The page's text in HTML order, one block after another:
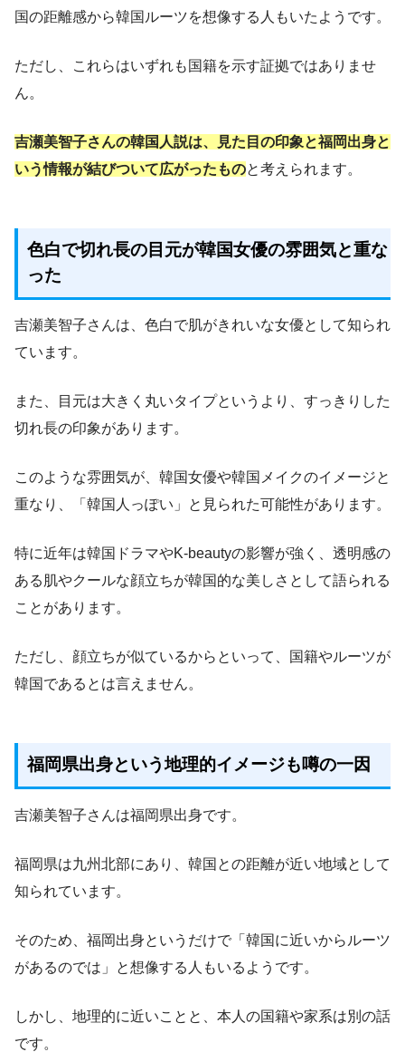
国の距離感から韓国ルーツを想像する人もいたようです。
ただし、これらはいずれも国籍を示す証拠ではありませ
ん。
吉瀬美智子さんの韓国人説は、見た目の印象と福岡出身と
いう情報が結びついて広がったものと考えられます。
色白で切れ長の目元が韓国女優の雰囲気と重な
った
吉瀬美智子さんは、色白で肌がきれいな女優として知られ
ています。
また、目元は大きく丸いタイプというより、すっきりした
切れ長の印象があります。
このような雰囲気が、韓国女優や韓国メイクのイメージと
重なり、「韓国人っぽい」と見られた可能性があります。
特に近年は韓国ドラマやK-beautyの影響が強く、透明感の
ある肌やクールな顔立ちが韓国的な美しさとして語られる
ことがあります。
ただし、顔立ちが似ているからといって、国籍やルーツが
韓国であるとは言えません。
福岡県出身という地理的イメージも噂の一因
吉瀬美智子さんは福岡県出身です。
福岡県は九州北部にあり、韓国との距離が近い地域として
知られています。
そのため、福岡出身というだけで「韓国に近いからルーツ
があるのでは」と想像する人もいるようです。
しかし、地理的に近いことと、本人の国籍や家系は別の話
です。